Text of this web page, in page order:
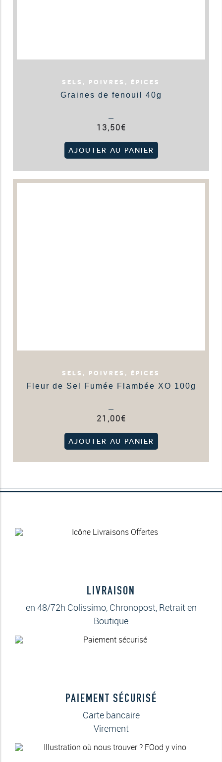
SELS, POIVRES, ÉPICES
Graines de fenouil 40g
13,50€
AJOUTER AU PANIER
SELS, POIVRES, ÉPICES
Fleur de Sel Fumée Flambée XO 100g
21,00€
AJOUTER AU PANIER
LIVRAISON
en 48/72h Colissimo, Chronopost, Retrait en
Boutique
PAIEMENT SÉCURISÉ
Carte bancaire
Virement